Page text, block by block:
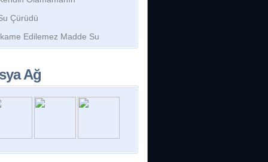
Çürüdü
Edilemez Madde Su
Ağ